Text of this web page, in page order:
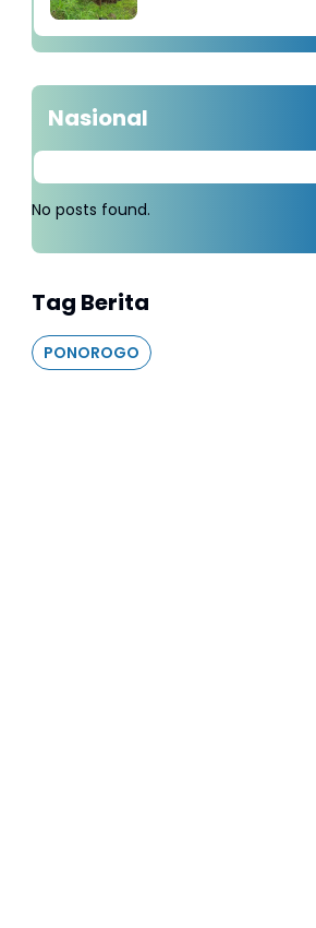
Tebang 100 Pohon
diganti Tanam 1000
Nasional
No posts found.
Tag Berita
PONOROGO